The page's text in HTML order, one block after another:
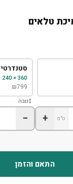
טלאים
סטנדרטי
360 × 240 ס"מ
₪799
ס"מ +
גובה
−
התאם והזמן